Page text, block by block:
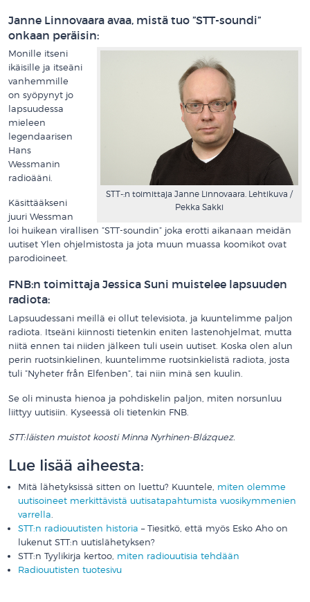
Janne Linnovaara avaa, mistä tuo ”STT-soundi”
onkaan peräisin:
STT-:n toimittaja Janne Linnovaara. Lehtikuva /
Pekka Sakki
Monille itseni
ikäisille ja itseäni
vanhemmille
on syöpynyt jo
lapsuudessa
mieleen
legendaarisen
Hans
Wessmanin
radioääni.
Käsittääkseni
juuri Wessman
loi huikean virallisen ”STT-soundin” joka erotti aikanaan meidän
uutiset Ylen ohjelmistosta ja jota muun muassa koomikot ovat
parodioineet.
FNB:n toimittaja Jessica Suni muistelee lapsuuden
radiota:
Lapsuudessani meillä ei ollut televisiota, ja kuuntelimme paljon
radiota. Itseäni kiinnosti tietenkin eniten lastenohjelmat, mutta
niitä ennen tai niiden jälkeen tuli usein uutiset. Koska olen alun
perin ruotsinkielinen, kuuntelimme ruotsinkielistä radiota, josta
tuli ”Nyheter från Elfenben”, tai niin minä sen kuulin.
Se oli minusta hienoa ja pohdiskelin paljon, miten norsunluu
liittyy uutisiin. Kyseessä oli tietenkin FNB.
STT:läisten muistot koosti Minna Nyrhinen-Blázquez.
Lue lisää aiheesta:
Mitä lähetyksissä sitten on luettu? Kuuntele, miten olemme
uutisoineet merkittävistä uutisatapahtumista vuosikymmenien
varrella
STT:n radiouutisten historia – Tiesitkö, että myös Esko Aho on
lukenut STT:n uutislähetyksen?
STT:n Tyylikirja kertoo, miten radiouutisia tehdään
Radiouutisten tuotesivu